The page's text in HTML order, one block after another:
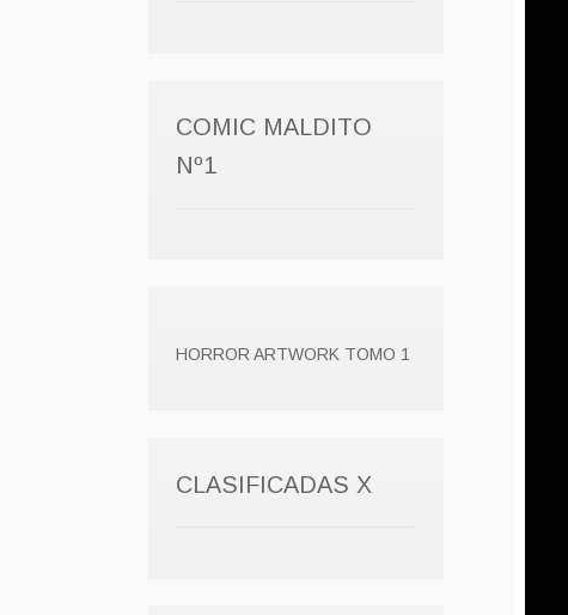
COMIC MALDITO
Nº1
HORROR ARTWORK TOMO 1
CLASIFICADAS X